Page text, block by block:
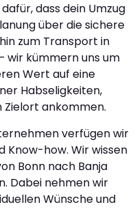
dass dein Umzug
über die sichere
zum Transport in
wir kümmern uns um
Wert auf eine
Habseligkeiten,
Zielort ankommen.
verfügen wir
Know-how. Wir wissen
Bonn nach Banja
Dabei nehmen wir
Wünsche und